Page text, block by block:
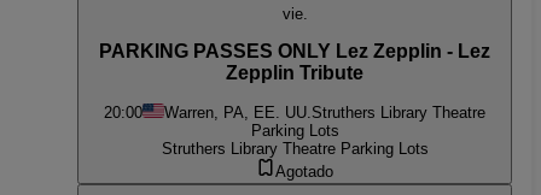
vie.
PARKING PASSES ONLY Lez Zepplin - Lez
Zepplin Tribute
20:00 Warren, PA, EE. UU. Struthers Library Theatre
Parking Lots
Struthers Library Theatre Parking Lots
Agotado